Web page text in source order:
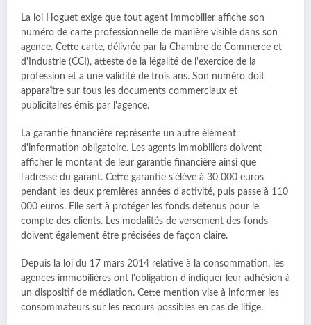
La loi Hoguet exige que tout agent immobilier affiche son
numéro de carte professionnelle de manière visible dans son
agence. Cette carte, délivrée par la Chambre de Commerce et
d'Industrie (CCI), atteste de la légalité de l'exercice de la
profession et a une validité de trois ans. Son numéro doit
apparaître sur tous les documents commerciaux et
publicitaires émis par l'agence.
La garantie financière représente un autre élément
d'information obligatoire. Les agents immobiliers doivent
afficher le montant de leur garantie financière ainsi que
l'adresse du garant. Cette garantie s'élève à 30 000 euros
pendant les deux premières années d'activité, puis passe à 110
000 euros. Elle sert à protéger les fonds détenus pour le
compte des clients. Les modalités de versement des fonds
doivent également être précisées de façon claire.
Depuis la loi du 17 mars 2014 relative à la consommation, les
agences immobilières ont l'obligation d'indiquer leur adhésion à
un dispositif de médiation. Cette mention vise à informer les
consommateurs sur les recours possibles en cas de litige.